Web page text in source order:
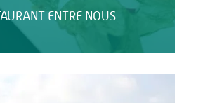
ENTRE NOUS